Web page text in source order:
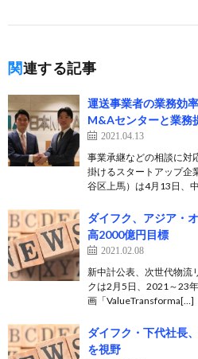
関連する記事
運送事業者の業務効
M&Aセンターと業務
2021.04.13
事業承継などの相談に対
掛けるスタートアップ企
谷区上馬）は4月13日、
ダイフク、アジア・
高2000億円目標
2021.02.08
新中計公表、次世代物流
クは2月5日、2021～23
画「ValueTransforma[…]
ダイフク・下代社長
を視野